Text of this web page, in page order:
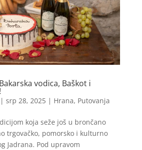
vodica, Baškot i
| srp 28, 2025| Hrana, Putovanja
koja seže još u brončano
trgovačko, pomorsko i kulturno
Jadrana. Pod upravom